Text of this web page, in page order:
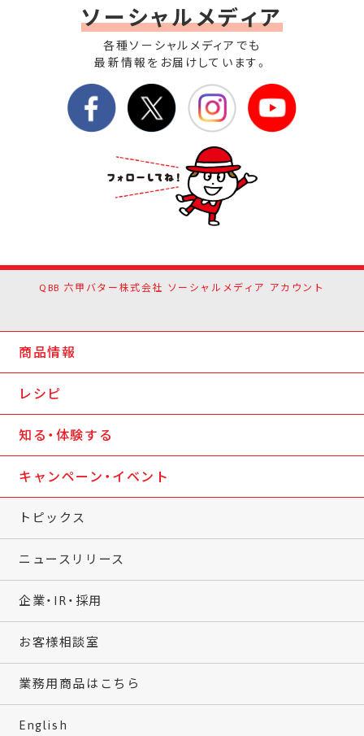
ソーシャルメディア
各種ソーシャルメディアでも
最新情報をお届けしています。
QBB 六甲バター株式会社 ソーシャルメディア アカウント
商品情報
レシピ
知る・体験する
キャンペーン・イベント
トピックス
ニュースリリース
企業・IR・採用
お客様相談室
業務用商品はこちら
English